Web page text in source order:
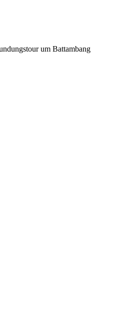
um Battambang